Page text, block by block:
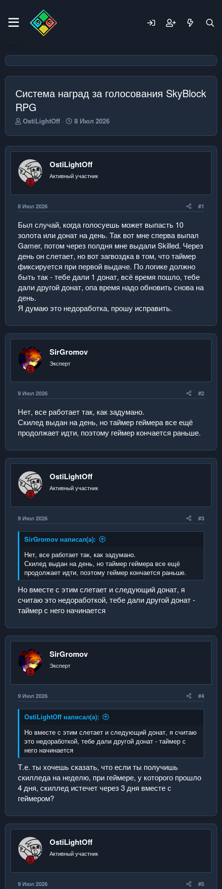
Система наград за голосования SkyBlock
RPG
А
т
о
т
е
м
OstiLightOff
Д
т
а
а
ч
8 Июл 2026
OstiLightOff
Активный участник
8 Июл 2026 #1
Был случай, когда голосуешь может выпасть 10
золота или донат на день. Так вот мне сперва выпал
Gamer, потом через полдня мне выдали Skilled. Через
день он слетает, но вот загвоздка в том, что таймер
фиксируется при первой выдаче. По логике должно
быть так - тебе дали 1 донат, всё время пошло, тебе
дали другой донат, опа время надо обновить снова на
день.
Я думаю это недоработка, прошу исправить.
SirGromov
Эксперт
9 Июл 2026 #2
Нет, все работает так, как задумано.
Скилед выдан на день, но таймер геймера все ещё
продолжает идти, поэтому геймер кончается раньше.
OstiLightOff
Активный участник
9 Июл 2026 #3
SirGromov написал(а):
Нет, все работает так, как задумано.
Скилед выдан на день, но таймер геймера все ещё
продолжает идти, поэтому геймер кончается раньше.
Но вместе с этим слетает и следующий донат, я
считаю это недоработкой, тебе дали другой донат -
таймер с него начинается
SirGromov
Эксперт
9 Июл 2026 #4
OstiLightOff написал(а):
Но вместе с этим слетает и следующий донат, я считаю
это недоработкой, тебе дали другой донат - таймер с
него начинается
Т.е. ты хочешь сказать, что если ты получишь
скилледа на неделю, при геймере, у которого прошло
4 дня, скиллед истечет через 3 дня вместе с
геймером?
OstiLightOff
Активный участник
9 Июл 2026 #5